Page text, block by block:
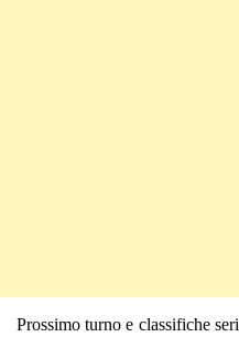
Prossimo turno e classifiche